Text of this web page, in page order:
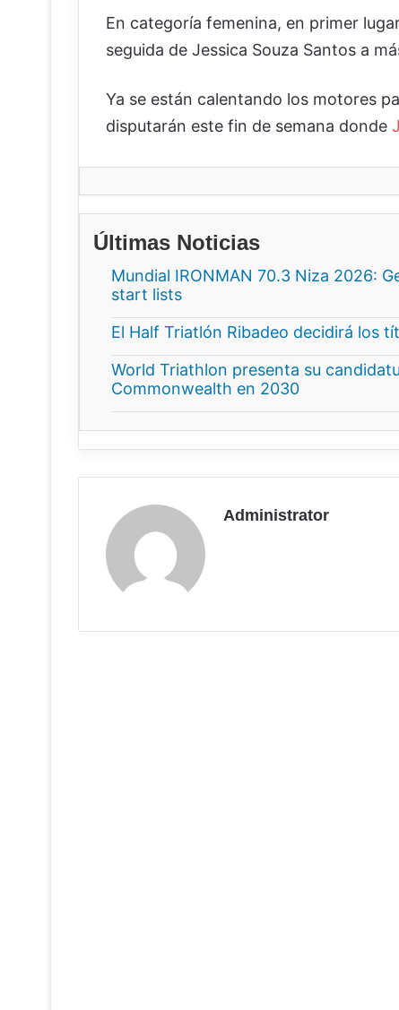
En categoría femenina, en primer
seguida de Jessica Souza Santos a
Ya se están calentando los motores
disputarán este fin de semana donde
Últimas Noticias
Mundial IRONMAN 70.3 Niza 2026:
start lists
El Half Triatlón Ribadeo decidirá los
World Triathlon presenta su
Commonwealth en 2030
Administrator